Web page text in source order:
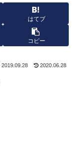
はてブ
コピー
2019.09.28 2020.06.28